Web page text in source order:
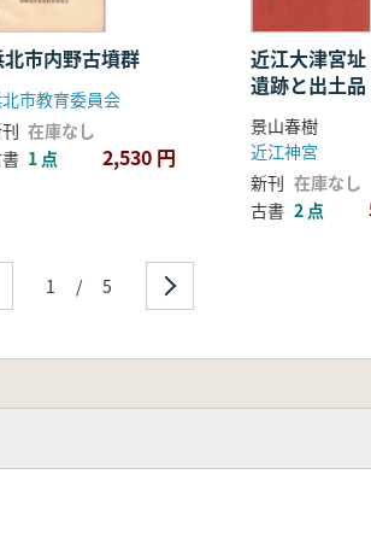
市内野古墳群
市教育委員会
在庫なし
1 点 2,530 円
近江大津宮
遺跡と出土品
景山春樹
近江神宮
新刊 在庫なし
古書 2 点
1 / 5